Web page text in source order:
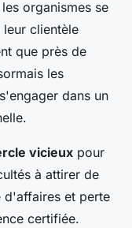
organismes se
clientèle
que près de
les
dans un
vicieux pour
à attirer de
d'affaires et perte
certifiée.